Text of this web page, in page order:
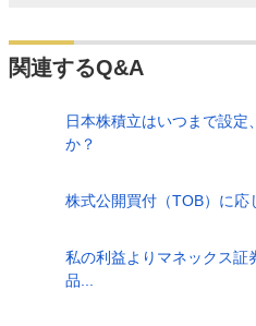
関連するQ&A
日本株積立はいつまで設
か？
株式公開買付（TOB）に応
私の利益よりマネックス証
品...